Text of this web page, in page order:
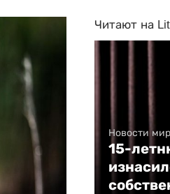
Читают на
Новости
15-